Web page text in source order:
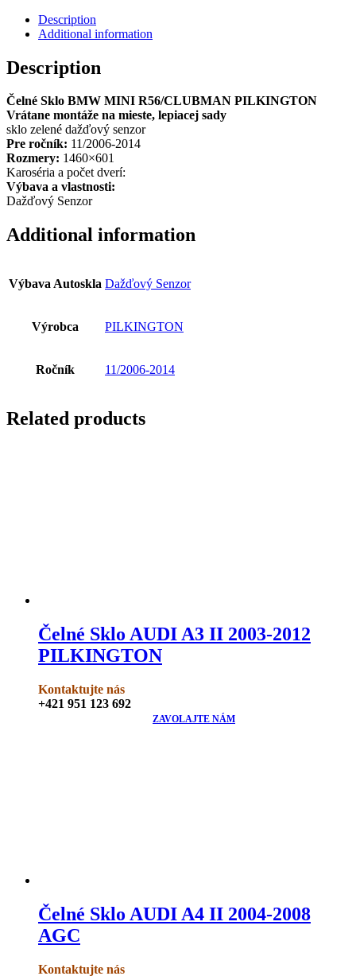
Description
Additional information
Description
Čelné Sklo BMW MINI R56/CLUBMAN PILKINGTON
Vrátane montáže na mieste, lepiacej sady
sklo zelené dažďový senzor
Pre ročník: 11/2006-2014
Rozmery: 1460×601
Karoséria a počet dverí:
Výbava a vlastnosti:
Dažďový Senzor
Additional information
Výbava Autoskla Dažďový Senzor
Výrobca PILKINGTON
Ročník 11/2006-2014
Related products
Čelné Sklo AUDI A3 II 2003-2012
PILKINGTON
Kontaktujte nás
+421 951 123 692
ZAVOLAJTE NÁM
Čelné Sklo AUDI A4 II 2004-2008
AGC
Kontaktujte nás